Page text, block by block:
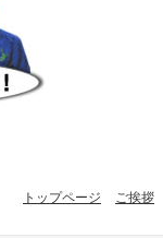
トップページ ご挨拶